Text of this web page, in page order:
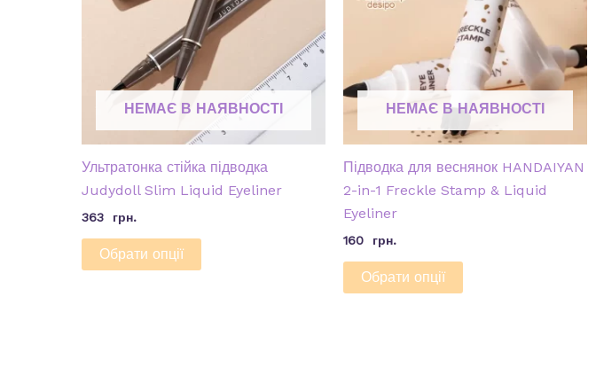
НЕМАЄ В НАЯВНОСТІ
Ультратонка стійка підводка
Judydoll Slim Liquid Eyeliner
363 грн.
Обрати опції
НЕМАЄ В НАЯВНОСТІ
Підводка для веснянок HANDAIYAN
2-in-1 Freckle Stamp & Liquid
Eyeliner
160 грн.
Обрати опції